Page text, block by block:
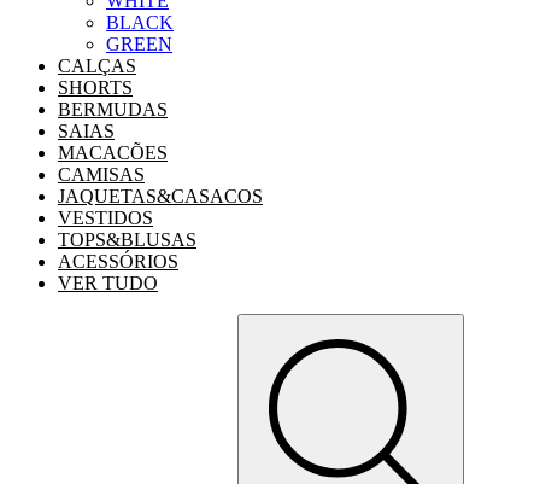
BLACK
GREEN
CALÇAS
SHORTS
BERMUDAS
SAIAS
MACACÕES
CAMISAS
JAQUETAS&CASACOS
VESTIDOS
TOPS&BLUSAS
ACESSÓRIOS
VER TUDO